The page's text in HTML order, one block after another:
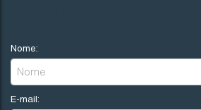
Nome:
E-mail: